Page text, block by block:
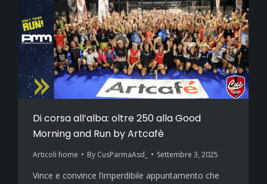
Di corsa all’alba: oltre 250 alla Good
Morning and Run by Artcafè
Articoli home By CusParmaAsd_ Settembre 3, 2025
Vince e convince l’imperdibile appuntamento che